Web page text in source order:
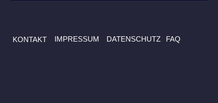
KONTAKT DATENSCHUTZ
IMPRESSUM FAQ